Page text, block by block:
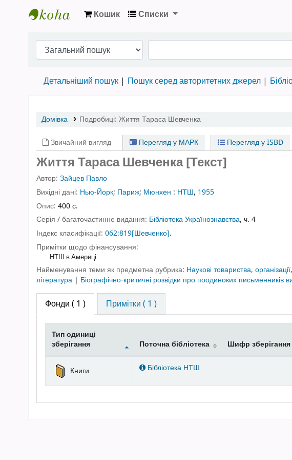
Кошик Списки
Детальніший пошук Пошук серед авторитетних джерел
Домівка Подробиці: Життя Тараса Шевченка
Звичайний вигляд Перегляд у МАРК Перегляд у ISBD
Життя Тараса Шевченка [Текст]
Автор: Зайцев Павло
Вихідні дані: Нью-Йорк; Париж; Мюнхен : НТШ, 1955
Опис: 400 с.
Серія / багаточастинне видання: Бібліотека Українознавства, ч. 4
Індекс класифікації: 062:819[Шевченко].
Примітки щодо фінансування:
НТШ в Америці
Найменування теми як предметна рубрика: Наукові товариства,
література | Біографічно-критичні розвідки про поодиноких письменників
Фонди ( 1 ) Примітки ( 1 )
Тип одиниці
зберігання
Поточна бібліотека Шифр зберігання
Книги Бібліотека НТШ